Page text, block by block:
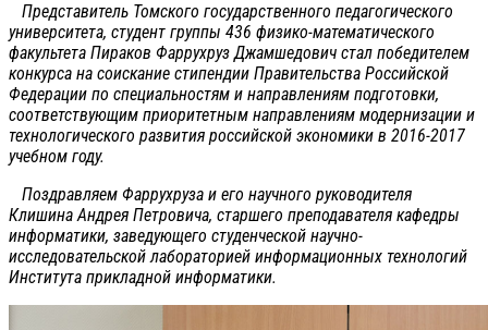
Представитель Томского государственного педагогического
университета, студент группы 436 физико-математического
факультета Пираков Фаррухруз Джамшедович стал победителем
конкурса на соискание стипендии Правительства Российской
Федерации по специальностям и направлениям подготовки,
соответствующим приоритетным направлениям модернизации и
технологического развития российской экономики в 2016-2017
учебном году.
Поздравляем Фаррухруза и его научного руководителя
Клишина Андрея Петровича, старшего преподавателя кафедры
информатики, заведующего студенческой научно-
исследовательской лабораторией информационных технологий
Института прикладной информатики.